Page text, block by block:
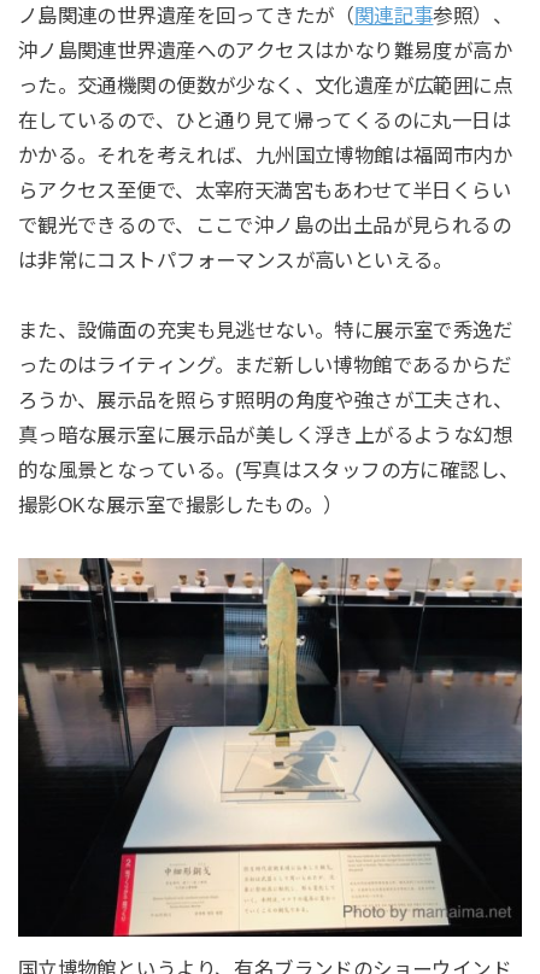
ノ島関連の世界遺産を回ってきたが（ 関連記事参照）、
沖ノ島関連世界遺産へのアクセスはかなり難易度が高か
った。交通機関の便数が少なく、文化遺産が広範囲に点
在しているので、ひと通り見て帰ってくるのに丸一日は
かかる。それを考えれば、九州国立博物館は福岡市内か
らアクセス至便で、太宰府天満宮もあわせて半日くらい
で観光できるので、ここで沖ノ島の出土品が見られるの
は非常にコストパフォーマンスが高いといえる。
また、設備面の充実も見逃せない。特に展示室で秀逸だ
ったのはライティング。まだ新しい博物館であるからだ
ろうか、展示品を照らす照明の角度や強さが工夫され、
真っ暗な展示室に展示品が美しく浮き上がるような幻想
的な風景となっている。(写真はスタッフの方に確認し、
撮影OKな展示室で撮影したもの。）
国立博物館というより、有名ブランドのショーウインド